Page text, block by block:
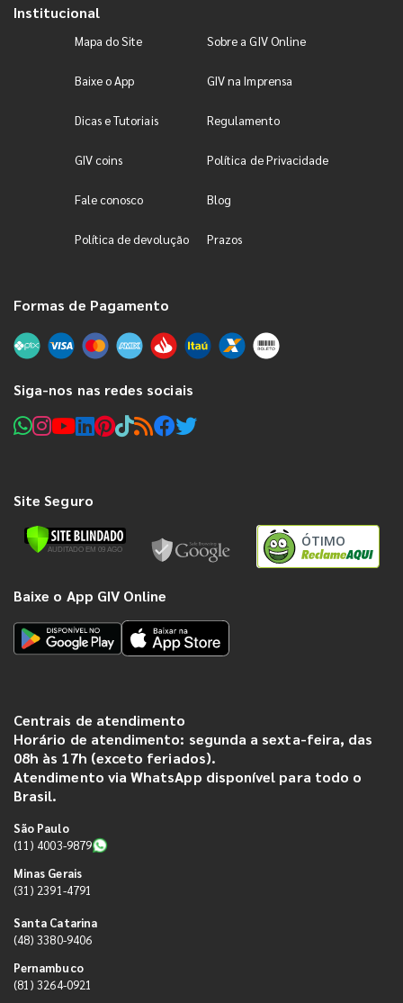
Institucional
Mapa do Site Sobre a GIV Online
Baixe o App GIV na Imprensa
Dicas e Tutoriais Regulamento
GIV coins Política de Privacidade
Fale conosco Blog
Política de devolução Prazos
Formas de Pagamento
Siga-nos nas redes sociais
Site Seguro
ÓTIMO
Baixe o App GIV Online
Centrais de atendimento
Horário de atendimento: segunda a sexta-feira, das
08h às 17h (exceto feriados).
Atendimento via WhatsApp disponível para todo o
Brasil.
São Paulo
(11) 4003-9879
Minas Gerais
(31) 2391-4791
Santa Catarina
(48) 3380-9406
Pernambuco
(81) 3264-0921